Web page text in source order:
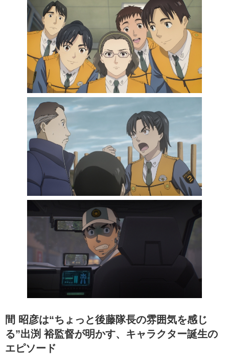
間 昭彦は“ちょっと後藤隊長の雰囲気を感じ
る”出渕 裕監督が明かす、キャラクター誕生の
エピソード